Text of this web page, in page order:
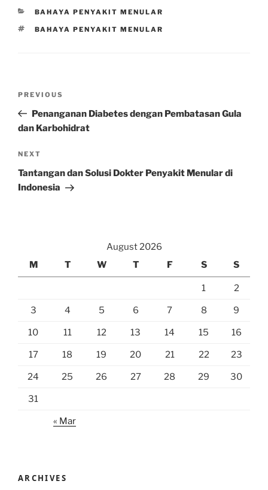
CATEGORIES
BAHAYA PENYAKIT MENULAR
TAGS
BAHAYA PENYAKIT MENULAR
Previous
Post
PREVIOUS
Penanganan Diabetes dengan Pembatasan Gula
dan Karbohidrat
Next
Post
NEXT
Tantangan dan Solusi Dokter Penyakit Menular di
Indonesia
August 2026
M
T W T F S S
1 2
3 4 5 6 7 8 9
10 11 12 13 14 15 16
17 18 19 20 21 22 23
24 25 26 27 28 29 30
31
« Mar
ARCHIVES